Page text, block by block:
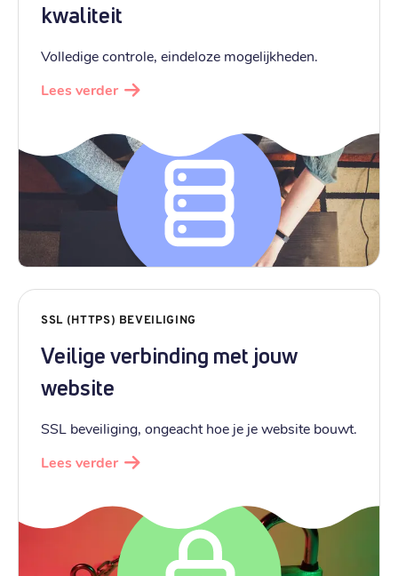
kwaliteit
Volledige controle, eindeloze mogelijkheden.
Lees verder
SSL (HTTPS) BEVEILIGING
Veilige verbinding met jouw
website
SSL beveiliging, ongeacht hoe je je website bouwt.
Lees verder